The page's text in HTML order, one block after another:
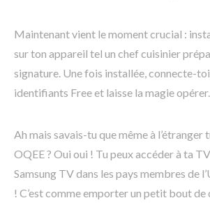
Maintenant vient le moment crucial :
sur ton appareil tel un chef cuisinier
signature. Une fois installée, connecte-
identifiants Free et laisse la magie opérer.
Ah mais savais-tu que même à
OQEE ? Oui oui ! Tu peux accéder à ta
Samsung TV dans les pays membres de
! C’est comme emporter un petit bout